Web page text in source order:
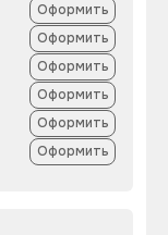
Оформить
Оформить
Оформить
Оформить
Оформить
Оформить